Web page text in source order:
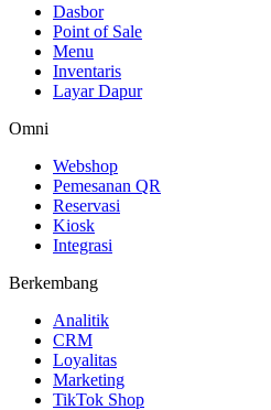
Dasbor
Point of Sale
Menu
Inventaris
Layar Dapur
Omni
Webshop
Pemesanan QR
Reservasi
Kiosk
Integrasi
Berkembang
Analitik
CRM
Loyalitas
Marketing
TikTok Shop